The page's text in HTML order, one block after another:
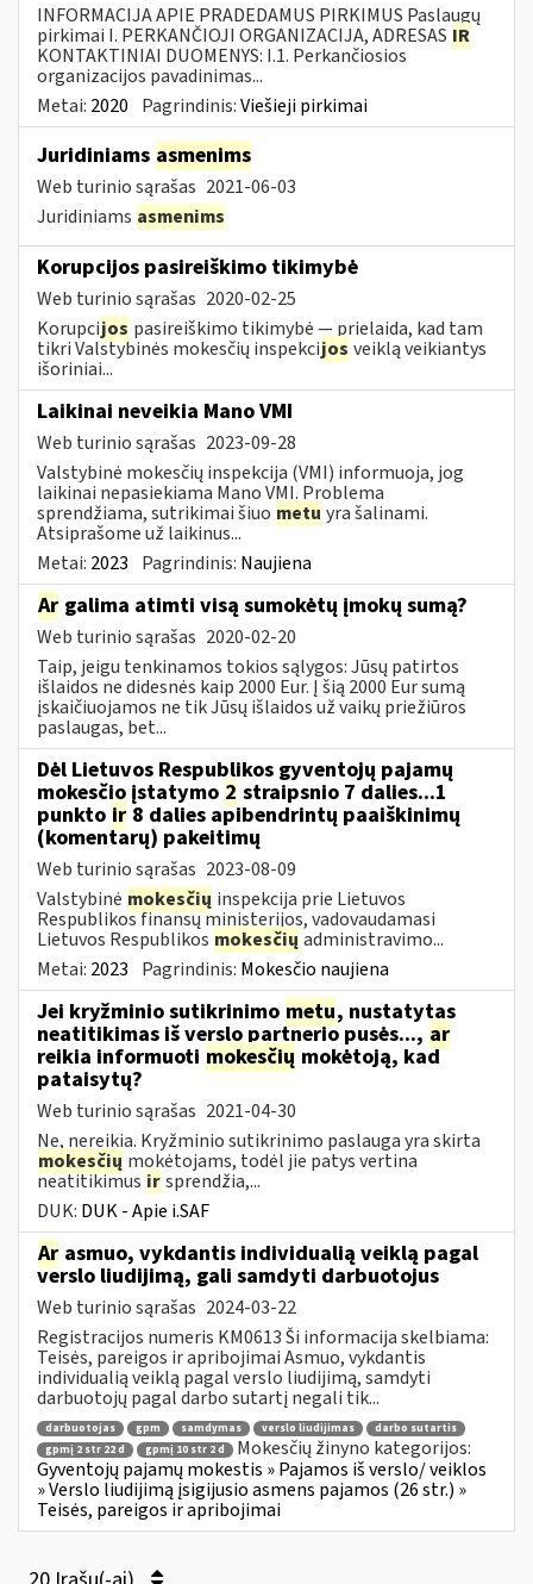
INFORMACIJA APIE PRADEDAMUS PIRKIMUS Paslaugų
pirkimai I. PERKANČIOJI ORGANIZACIJA, ADRESAS IR
KONTAKTINIAI DUOMENYS: I.1. Perkančiosios
organizacijos pavadinimas...
Metai: 2020 Pagrindinis:Viešieji pirkimai
Juridiniams asmenims
Web turinio sąrašas 2021-06-03
Juridiniams asmenims
Korupcijos pasireiškimo tikimybė
Web turinio sąrašas 2020-02-25
Korupcijos pasireiškimo tikimybė — prielaida, kad tam
tikri Valstybinės mokesčių inspekcijos veiklą veikiantys
išoriniai...
Laikinai neveikia Mano VMI
Web turinio sąrašas 2023-09-28
Valstybinė mokesčių inspekcija (VMI) informuoja, jog
laikinai nepasiekiama Mano VMI. Problema
sprendžiama, sutrikimai šiuo metu yra šalinami.
Atsiprašome už laikinus...
Metai: 2023 Pagrindinis: Naujiena
Ar galima atimti visą sumokėtų įmokų sumą?
Web turinio sąrašas 2020-02-20
Taip, jeigu tenkinamos tokios sąlygos: Jūsų patirtos
išlaidos ne didesnės kaip 2000 Eur. Į šią 2000 Eur sumą
įskaičiuojamos ne tik Jūsų išlaidos už vaikų priežiūros
paslaugas, bet...
Dėl Lietuvos Respublikos gyventojų pajamų
mokesčio įstatymo 2 straipsnio 7 dalies...1
punkto ir 8 dalies apibendrintų paaiškinimų
(komentarų) pakeitimų
Web turinio sąrašas 2023-08-09
Valstybinė mokesčių inspekcija prie Lietuvos
Respublikos finansų ministerijos, vadovaudamasi
Lietuvos Respublikos mokesčių administravimo...
Metai: 2023 Pagrindinis: Mokesčio naujiena
Jei kryžminio sutikrinimo metu, nustatytas
neatitikimas iš verslo partnerio pusės..., ar
reikia informuoti mokesčių mokėtoją, kad
pataisytų?
Web turinio sąrašas 2021-04-30
Ne, nereikia. Kryžminio sutikrinimo paslauga yra skirta
mokesčių mokėtojams, todėl jie patys vertina
neatitikimus irsprendžia,...
DUK: DUK - Apie i.SAF
Ar asmuo, vykdantis individualią veiklą pagal
verslo liudijimą, gali samdyti darbuotojus
Web turinio sąrašas 2024-03-22
Registracijos numeris KM0613 Ši informacija skelbiama:
Teisės, pareigos ir apribojimai Asmuo, vykdantis
individualią veiklą pagal verslo liudijimą, samdyti
darbuotojų pagal darbo sutartį negali tik...
darbuotojas gpm samdymas verslo liudijimas
darbo sutartis
gpmį 2 str 22 d
gpmį 10 str 2 d
Mokesčių žinyno kategorijos:
Gyventojų pajamų mokestis » Pajamos iš verslo/ veiklos
» Verslo liudijimą įsigijusio asmens pajamos (26 str.) »
Teisės, pareigos ir apribojimai